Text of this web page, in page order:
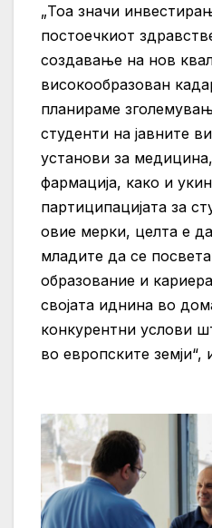
„Тоа значи
постоечкиот
создавање на нов
високообразован
планираме
студенти на јавните
установи за
фармација, како и
партиципацијата за
овие мерки, целта е
младите да се
образование и
својата иднина во
конкурентни услови
во европските земји“,